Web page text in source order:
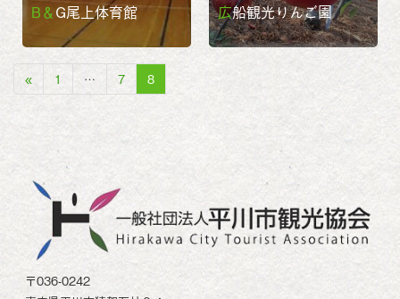
B＆G尾上体育館 広船観光りんご園
« 1 … 7 8
〒036-0242